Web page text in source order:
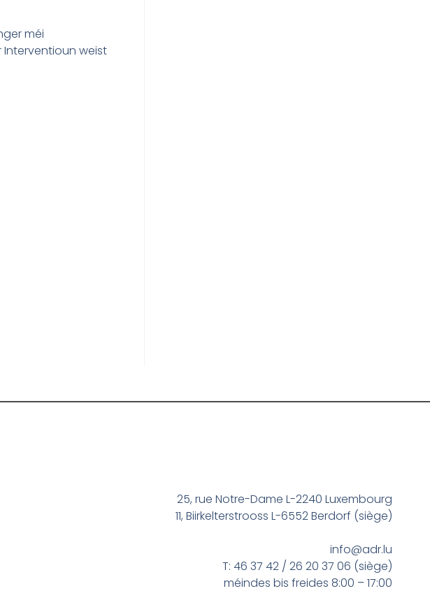
méi
weist
25, rue Notre-Dame L-2240 Luxembourg
11, Biirkelterstrooss L-6552 Berdorf (siège)
info@adr.lu
T: 46 37 42 / 26 20 37 06 (siège)
méindes bis freides 8:00 – 17:00